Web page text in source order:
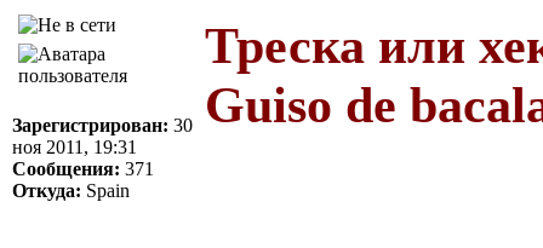
Зарегистрирован: 30
ноя 2011, 19:31
Сообщения: 371
Откуда: Spain
Треска или
Guiso de